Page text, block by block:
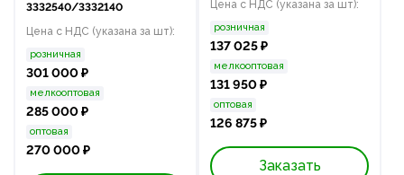
3332540/3332140
Цена с НДС (указана за шт):
розничная
301 000 ₽
мелкооптовая
285 000 ₽
оптовая
270 000 ₽
Цена с НДС (указана за шт):
розничная
137 025 ₽
мелкооптовая
131 950 ₽
оптовая
126 875 ₽
Заказать